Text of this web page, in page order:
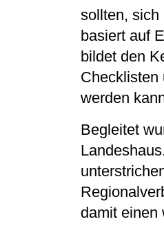
sollten, sich
basiert auf
bildet den
Checklisten
werden
Begleitet
damit einen